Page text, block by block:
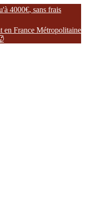
'à 4000€, sans frais
t en France Métropolitaine